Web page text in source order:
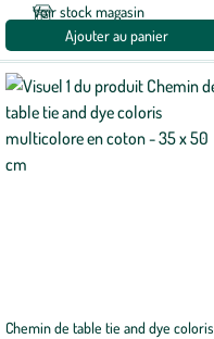
Voir stock magasin
Ajouter au panier
Chemin de table tie and dye coloris